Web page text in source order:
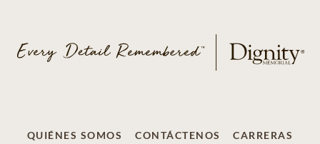
QUIÉNES SOMOS CONTÁCTENOS
CARRERAS